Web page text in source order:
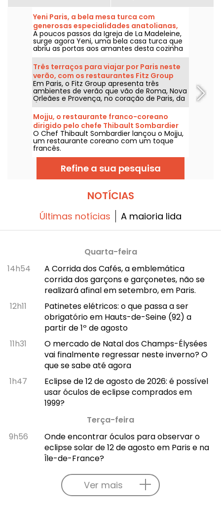
Yeni Paris, a bela mesa turca com
generosas especialidades anatolianas,
no bairro Madeleine
A poucos passos da Igreja de La Madeleine,
surge agora Yeni, uma bela casa turca que
abriu as portas aos amantes desta cozinha
cheia de sol e sabor desde o final de 2025.
Um espaço acolhedor, perfeito para um
aperitivo à base de meze à noite, em que o
acolhimento é tão caloroso quanto os
pratos.
Três terraços para viajar por Paris neste
verão, com os restaurantes Fitz Group
Em Paris, o Fitz Group apresenta três
ambientes de verão que vão de Roma, Nova
Orleães e Provença, no coração de Paris, da
Ópera à Torre Eiffel. Cada endereço, graças
à sua esplanada, oferece uma parada
completa, sem sair da capital.
Mojju, o restaurante franco-coreano
dirigido pelo chefe Thibault Sombardier
O Chef Thibault Sombardier lançou o Mojju,
um restaurante coreano com um toque
francês.
Refine a sua pesquisa
NOTÍCIAS
Últimas notícias A maioria lida
Quarta-feira
14h54
A Corrida dos Cafés, a emblemática
corrida dos garçons e garçonetes, não se
realizará afinal em setembro, em Paris.
12h11
Patinetes elétricos: o que passa a ser
obrigatório em Hauts-de-Seine (92) a
partir de 1º de agosto
11h31
O mercado de Natal dos Champs-Élysées
vai finalmente regressar neste inverno? O
que se sabe até agora
1h47
Eclipse de 12 de agosto de 2026: é possível
usar óculos de eclipse comprados em
1999?
Terça-feira
9h56
Onde encontrar óculos para observar o
eclipse solar de 12 de agosto em Paris e na
Île-de-France?
Ver mais